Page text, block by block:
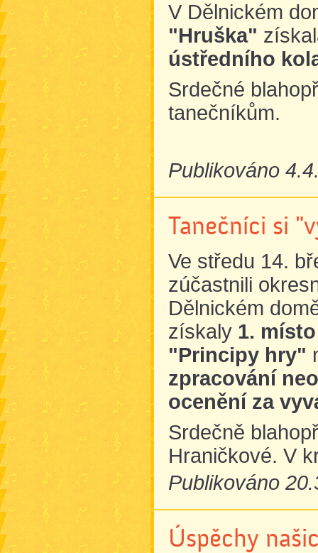
V Dělnickém
"Hruška"
ústředního
Srdečné
tanečníkům.
Publikováno
Tanečníci si
Ve středu 14.
zúčastnili
Dělnickém
získaly 1.
"Principy hry"
zpracování
ocenění za
Srdečně
Hraničkové. V
Publikováno
Úspěchy